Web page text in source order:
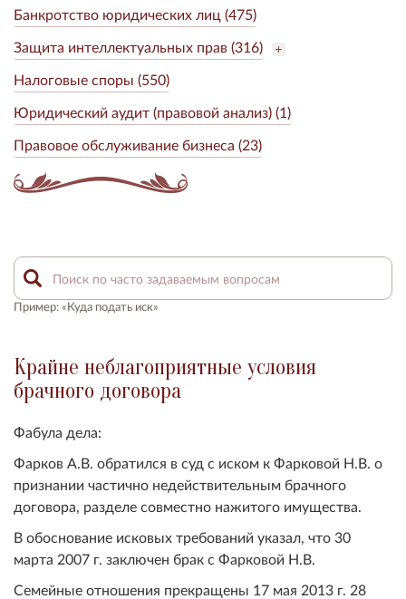
Банкротство юридических лиц (475)
Защита интеллектуальных прав (316)
Налоговые споры (550)
Юридический аудит (правовой анализ) (1)
Правовое обслуживание бизнеса (23)
Пример: «Куда подать иск»
Крайне неблагоприятные условия
брачного договора
Фабула дела:
Фарков А.В. обратился в суд с иском к Фарковой Н.В. о
признании частично недействительным брачного
договора, разделе совместно нажитого имущества.
В обоснование исковых требований указал, что 30
марта 2007 г. заключен брак с Фарковой Н.В.
Семейные отношения прекращены 17 мая 2013 г. 28